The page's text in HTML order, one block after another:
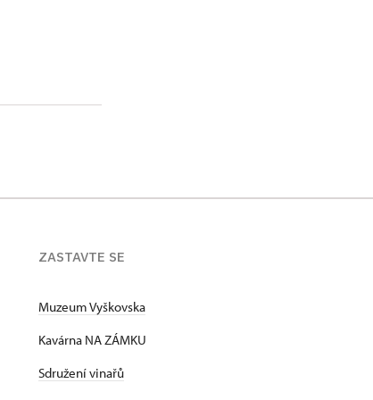
ZASTAVTE SE
Muzeum Vyškovska
Kavárna NA ZÁMKU
Sdružení vinařů